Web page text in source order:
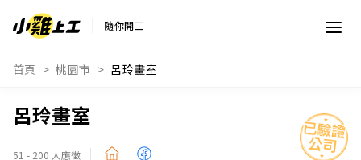
隨你開工
首頁 桃園市 呂玲畫室
呂玲畫室
51 - 200 人應徵